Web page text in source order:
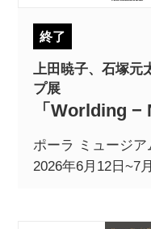
終了
上田暁子、石塚元
プ展
「Worlding −
ポーラ ミュージ
2026年6月12日~7